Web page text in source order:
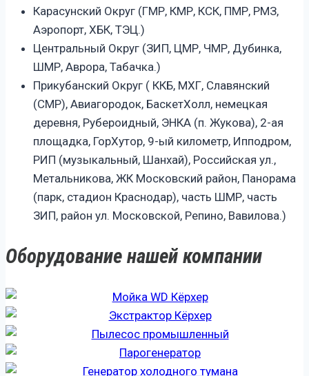
Карасунский Округ (ГМР, КМР, КСК, ПМР, РМЗ,
Аэропорт, ХБК, ТЭЦ.)
Центральный Округ (ЗИП, ЦМР, ЧМР, Дубинка,
ШМР, Аврора, Табачка.)
Прикубанский Округ ( ККБ, МХГ, Славянский
(СМР), Авиагородок, БаскетХолл, немецкая
деревня, Рубероидный, ЭНКА (п. Жукова), 2-ая
площадка, ГорХутор, 9-ый километр, Ипподром,
РИП (музыкальный, Шанхай), Российская ул.,
Метальникова, ЖК Московский район, Панорама
(парк, стадион Краснодар), часть ШМР, часть
ЗИП, район ул. Московской, Репино, Вавилова.)
Оборудование нашей компании